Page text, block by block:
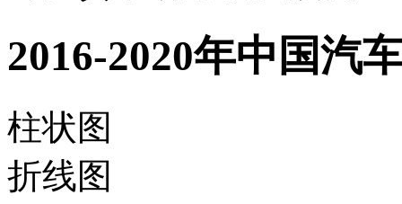
2016-2020年中国汽
柱状图
折线图